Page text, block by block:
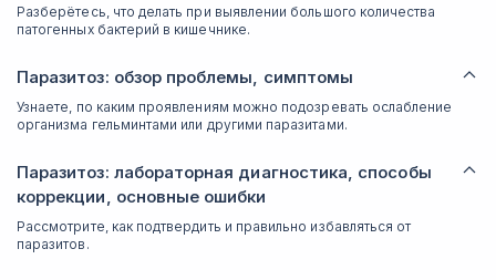
Разберётесь, что делать при выявлении большого количества
патогенных бактерий в кишечнике.
Паразитоз: обзор проблемы, симптомы
Узнаете, по каким проявлениям можно подозревать ослабление
организма гельминтами или другими паразитами.
Паразитоз: лабораторная диагностика, способы
коррекции, основные ошибки
Рассмотрите, как подтвердить и правильно избавляться от
паразитов.